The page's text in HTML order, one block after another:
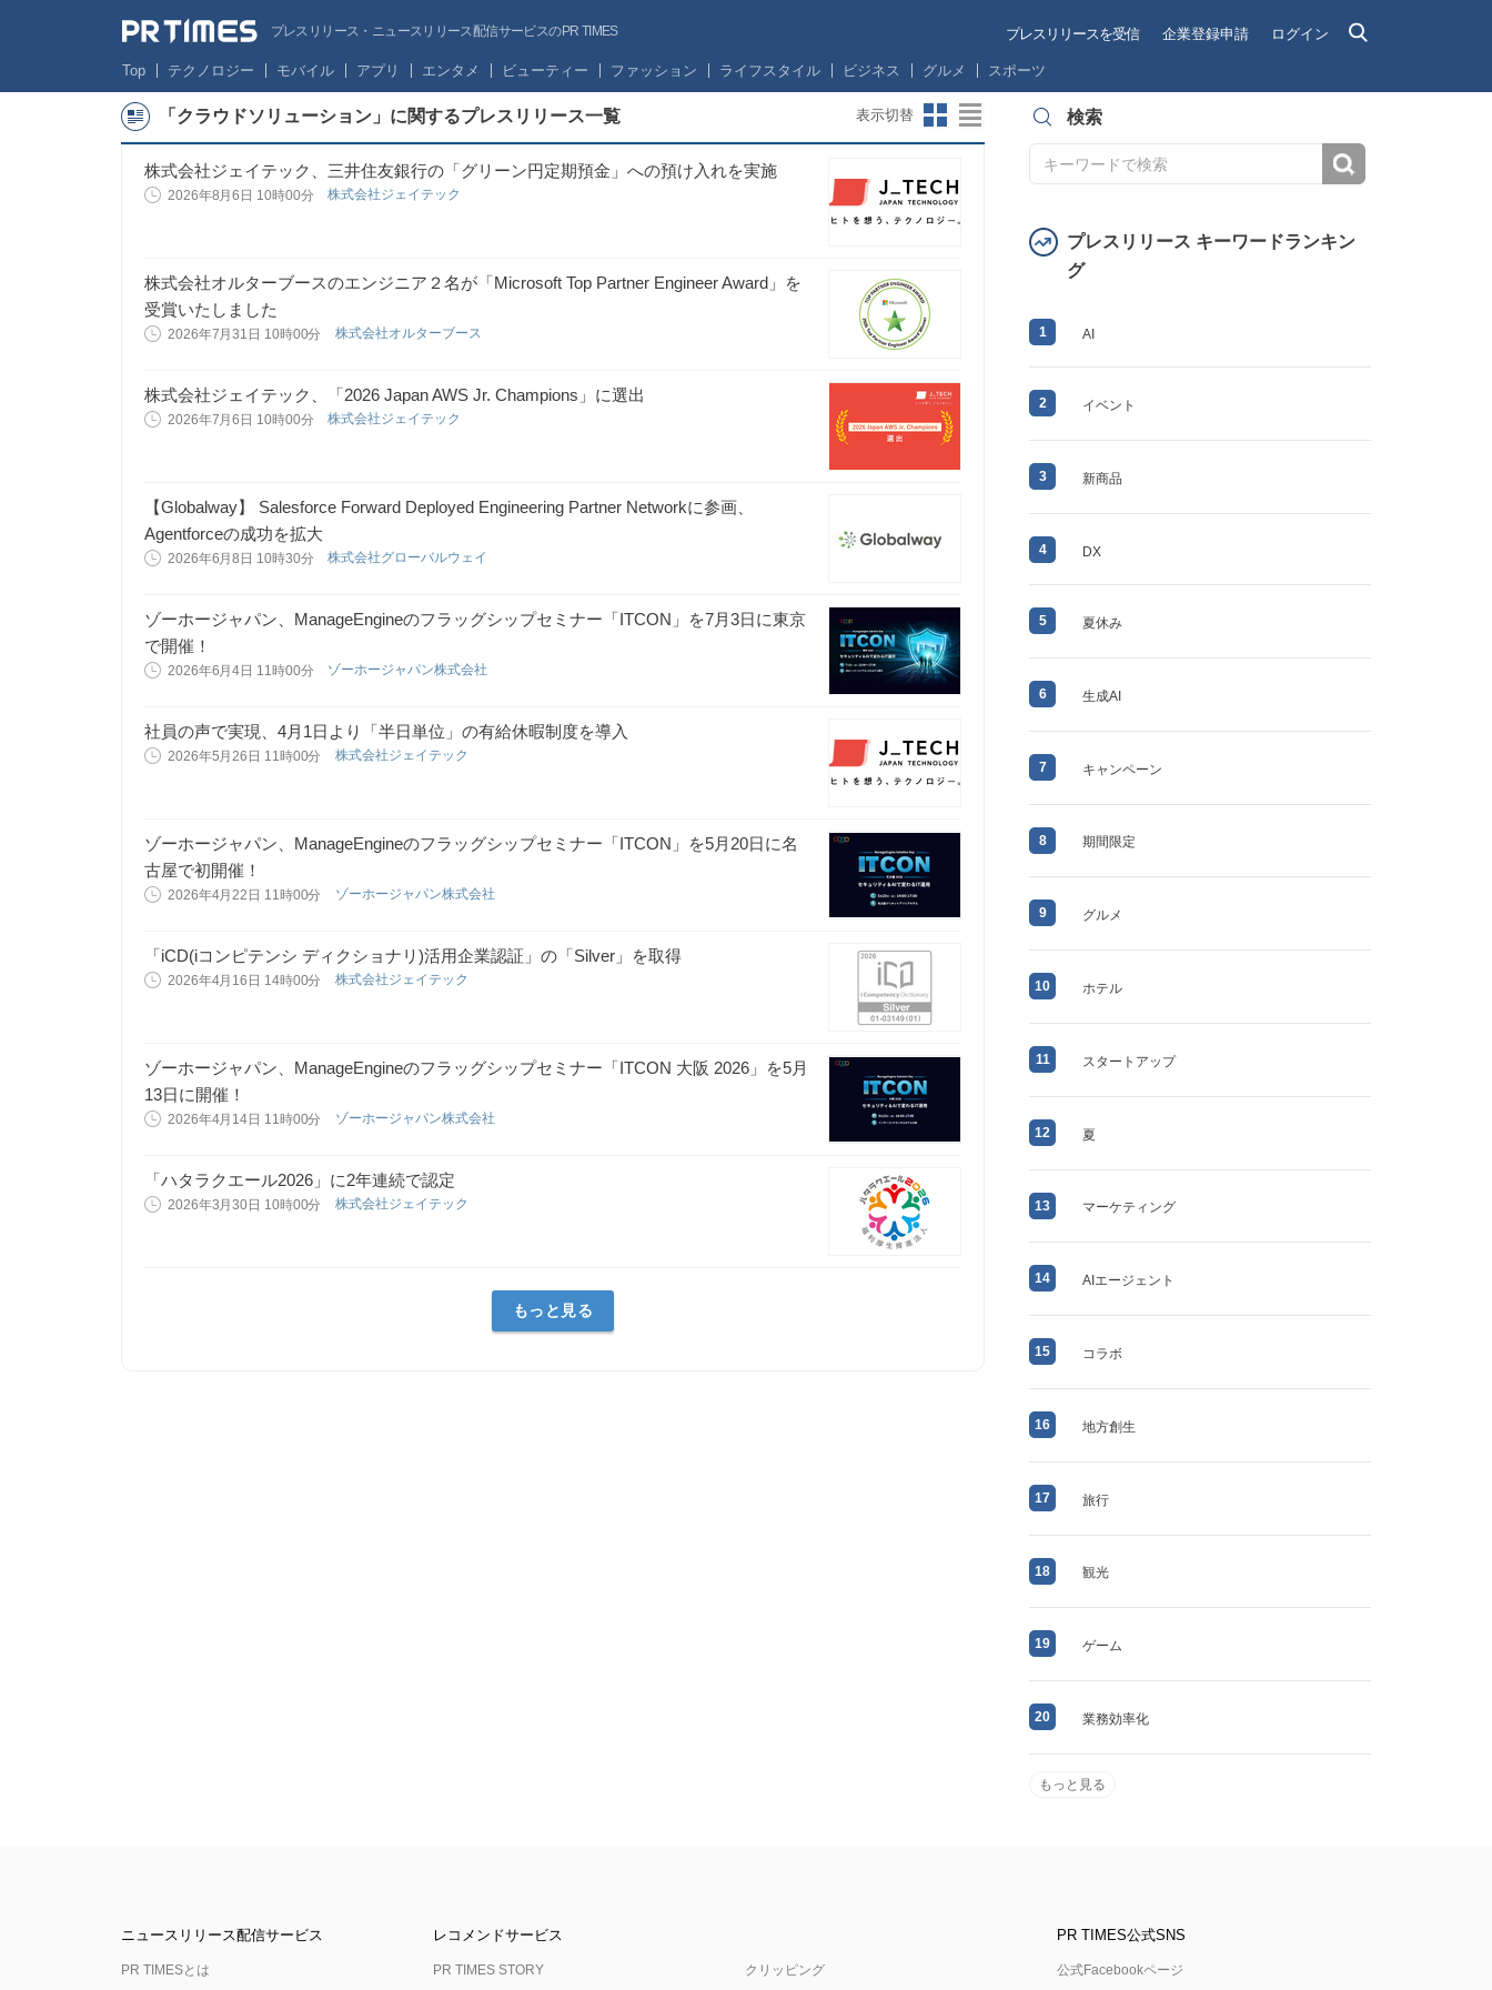
プレスリリース・ニュースリリース配信サービスのPR TIMES プレスリリースを受信 企業登録申請 ログイン
Top テクノロジー モバイル アプリ エンタメ ビューティー ファッション ライフスタイル ビジネス グルメ スポーツ
「クラウドソリューション」に関するプレスリリース一覧 表示切替
株式会社ジェイテック、三井住友銀行の「グリーン円定期預金」への預け入れを実施
2026年8月6日 10時00分 株式会社ジェイテック
株式会社オルターブースのエンジニア２名が「Microsoft Top Partner Engineer Award」を
受賞いたしました
2026年7月31日 10時00分 株式会社オルターブース
株式会社ジェイテック、「2026 Japan AWS Jr. Champions」に選出
2026年7月6日 10時00分 株式会社ジェイテック
【Globalway】 Salesforce Forward Deployed Engineering Partner Networkに参画、
Agentforceの成功を拡大
2026年6月8日 10時30分 株式会社グローバルウェイ
ゾーホージャパン、ManageEngineのフラッグシップセミナー「ITCON」を7月3日に東京
で開催！
2026年6月4日 11時00分 ゾーホージャパン株式会社
社員の声で実現、4月1日より「半日単位」の有給休暇制度を導入
2026年5月26日 11時00分 株式会社ジェイテック
ゾーホージャパン、ManageEngineのフラッグシップセミナー「ITCON」を5月20日に名
古屋で初開催！
2026年4月22日 11時00分 ゾーホージャパン株式会社
「iCD(iコンピテンシ ディクショナリ)活用企業認証」の「Silver」を取得
2026年4月16日 14時00分 株式会社ジェイテック
ゾーホージャパン、ManageEngineのフラッグシップセミナー「ITCON 大阪 2026」を5月
13日に開催！
2026年4月14日 11時00分 ゾーホージャパン株式会社
「ハタラクエール2026」に2年連続で認定
2026年3月30日 10時00分 株式会社ジェイテック
もっと見る
検索
プレスリリース キーワードランキン
グ
1 AI
2 イベント
3 新商品
4 DX
5 夏休み
6 生成AI
7 キャンペーン
8 期間限定
9 グルメ
10 ホテル
11 スタートアップ
12 夏
13 マーケティング
14 AIエージェント
15 コラボ
16 地方創生
17 旅行
18 観光
19 ゲーム
20 業務効率化
もっと見る
ニュースリリース配信サービス
PR TIMESとは
レコメンドサービス
PR TIMES STORY クリッピング
PR TIMES公式SNS
公式Facebookページ